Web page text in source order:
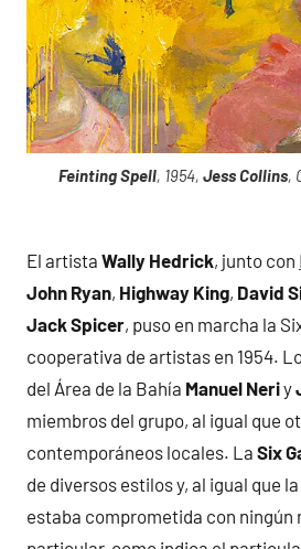
Feinting Spell, 1954, Jess Collins,
El artista Wally Hedrick, junto con
John Ryan, Highway King, David
Jack Spicer, puso en marcha la
cooperativa de artistas en 1954.
del Área de la Bahía Manuel Neriy
miembros del grupo, al igual que
contemporáneos locales. La Six
de diversos estilos y, al igual que la
estaba comprometida con ningún